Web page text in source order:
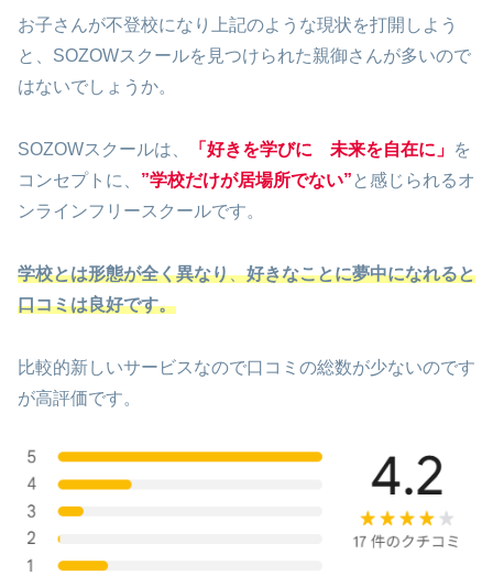
お子さんが不登校になり上記のような現状を打開しよう
と、SOZOWスクールを見つけられた親御さんが多いので
はないでしょうか。
SOZOWスクールは、 「好きを学びに 未来を自在に」 を
コンセプトに、 ”学校だけが居場所でない” と感じられるオ
ンラインフリースクールです。
学校とは形態が全く異なり、好きなことに夢中になれると
口コミは良好です。
比較的新しいサービスなので口コミの総数が少ないのです
が高評価です。